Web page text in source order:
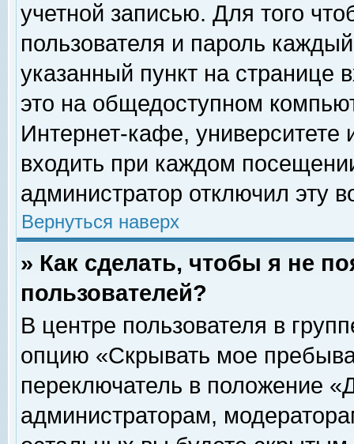
учетной записью. Для того
пользователя и пароль
указанный пункт на
это на общедоступном
Интернет-кафе, университете
входить при каждом
администратор отключил эту
Вернуться наверх
» Как сделать, чтобы я не
пользователей?
В центре пользователя в
опцию «Скрывать мое
переключатель в положение
администраторам,